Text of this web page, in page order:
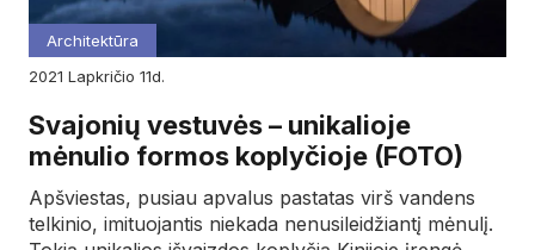
Architektūra
2021
lapkričio 11d.
Svajonių vestuvės – unikalioje
mėnulio formos koplyčioje (FOTO)
Apšviestas, pusiau apvalus pastatas virš vandens
telkinio, imituojantis niekada nenusileidžiantį mėnulį.